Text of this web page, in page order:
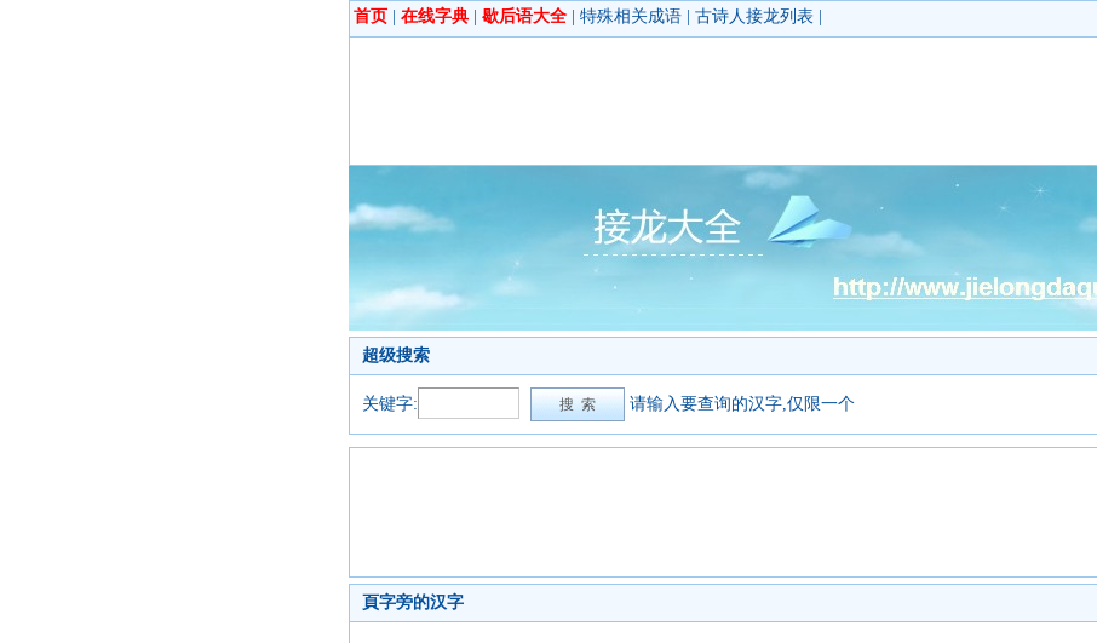
首页 在线字典 歇后语大全 特殊相关成语 古诗人接龙列表
超级搜索
关键字: 请输入要查询的汉字,仅限一个
頁字旁的汉字